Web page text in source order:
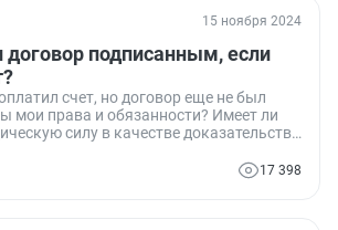
15 ноября 2024
договор подписанным, если
счет, но договор еще не был
мои права и обязанности? Имеет ли
силу в качестве доказательства
17 398